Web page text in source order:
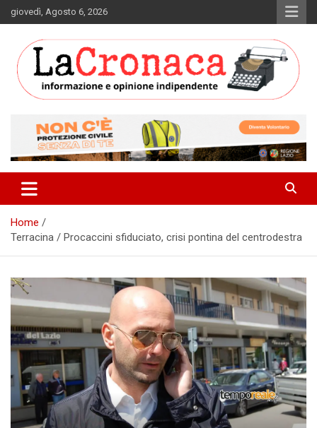
Skip
to
giovedì, Agosto 6, 2026
La Cronaca Quotidiano
Home
Terracina / Procaccini sfiduciato, crisi pontina del centrodestra